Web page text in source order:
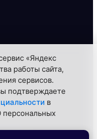
«Яндекс
работы сайта,
сервисов.
подтверждаете
в